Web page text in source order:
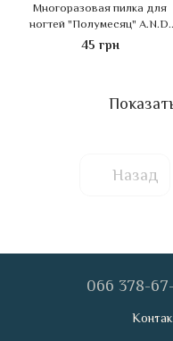
Многоразовая пилка для
ногтей "Полумесяц" A.N.D.
180/180
45 грн
Назад
066 378-